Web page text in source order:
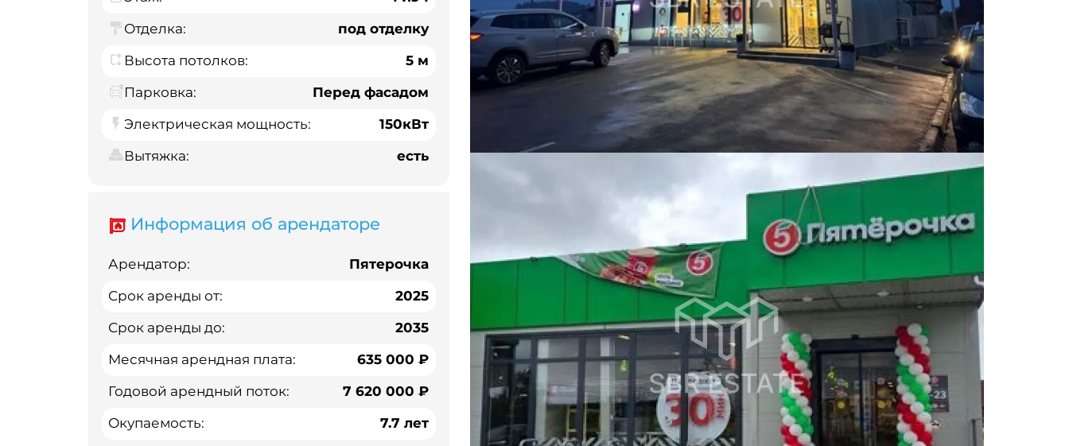
Отделка:
под отделку
Высота потолков:
5 м
Парковка:
Перед фасадом
Электрическая мощность:
150кВт
Вытяжка:
есть
Информация об арендаторе
Арендатор:
Пятерочка
Срок аренды от:
2025
Срок аренды до:
2035
Месячная арендная плата:
635 000 ₽
Годовой арендный поток:
7 620 000 ₽
Окупаемость:
7.7 лет